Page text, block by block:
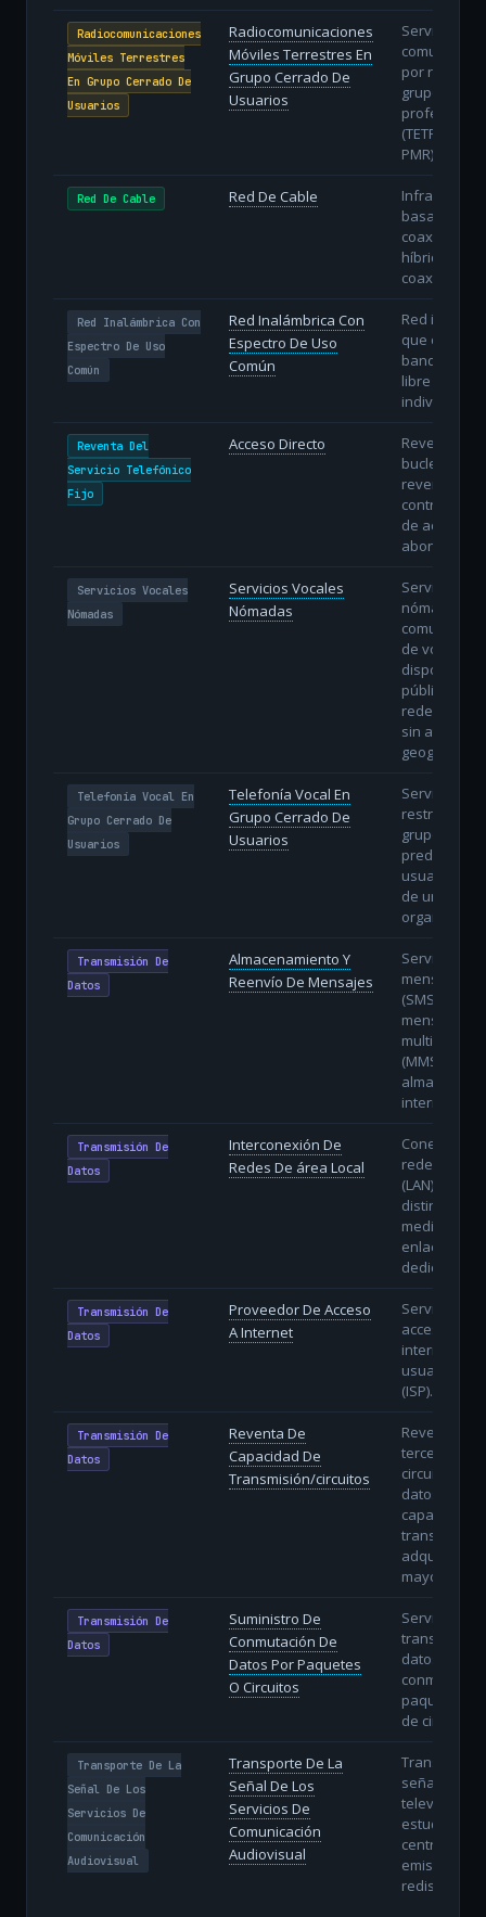
Radiocomunicaciones
Móviles Terrestres
En Grupo Cerrado De
Usuarios
Radiocomunicaciones
Móviles Terrestres En
Grupo Cerrado De
Usuarios
Servicios de
por radio
grupos
(TETRA, DMR,
PMR).
Red De Cable Red De Cable
basada en
coaxial o
híbridas
coaxial (HFC).
Red Inalámbrica Con
Espectro De Uso
Común
Red Inalámbrica Con
Espectro De Uso
Común
Red
que opera
bandas de
libre (sin
individual).
Reventa Del
Servicio Telefónico
Fijo
Acceso Directo
Reventa con
bucle
revendedor
controla la
de acceso
abonado.
Servicios Vocales
Nómadas
Servicios Vocales
Nómadas
Servicios de
nómadas:
de voz
disponibles
público
redes de
sin atadura
geográfica.
Telefonía Vocal En
Grupo Cerrado De
Usuarios
Telefonía Vocal En
Grupo Cerrado De
Usuarios
Servicio de
restringido
grupo
predefinido
usuarios
de una
Transmisión De
Datos
Almacenamiento Y
Reenvío De Mensajes
Servicios de
mensajes
(SMS) y
mensajería
multimedia
(MMS) con
intermedio.
Transmisión De
Datos
Interconexión De
Redes De área Local
Conexión de
redes
(LAN) de
distintas
mediante
enlaces
dedicados.
Transmisión De
Datos
Proveedor De Acceso
A Internet
Servicio de
acceso a
internet a
usuarios
(ISP).
Transmisión De
Datos
Reventa De
Capacidad De
Transmisión/circuitos
Reventa a
terceros de
circuitos de
datos o
capacidad
transmisión
adquiridos
mayorista.
Transmisión De
Datos
Suministro De
Conmutación De
Datos Por Paquetes
O Circuitos
Servicios de
transporte
datos
paquetes
de circuitos.
Transporte De La
Señal De Los
Servicios De
Comunicación
Audiovisual
Transporte De La
Señal De Los
Servicios De
Comunicación
Audiovisual
Transporte
señal de
televisión
estudios
centros
emisores o